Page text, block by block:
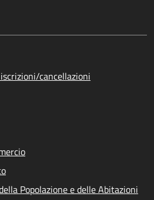
cancellazioni
Popolazione e delle Abitazioni